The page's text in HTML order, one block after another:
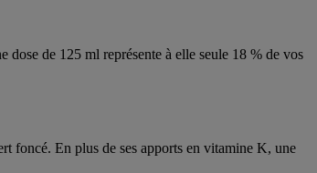
de 125 ml représente à elle seule 18 % de vos
foncé. En plus de ses apports en vitamine K, une